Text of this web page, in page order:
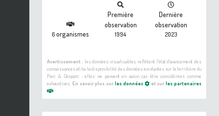
6organismes
Première
observation
1994
Dernière
observation
2023
Avertissement :les données visualisables reflètent l'état d'avancement des
connaissances et/ou la disponibilité des données existantes sur le territoire du
Parc & Géoparc : elles ne peuvent en aucun cas être considérées comme
exhaustives. En savoir plus sur les données et surles partenaires